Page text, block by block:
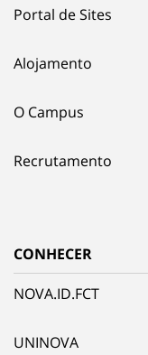
Portal de Sites
Alojamento
O Campus
Recrutamento
CONHECER
NOVA.ID.FCT
UNINOVA